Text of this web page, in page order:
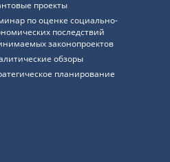
проекты
по оценке социально-
последствий
законопроектов
обзоры
планирование